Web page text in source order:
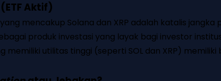
Aktif)
mencakup Solana dan XRP adalah katalis
produk investasi yang layak bagi investor
utilitas tinggi (seperti SOL dan XRP)